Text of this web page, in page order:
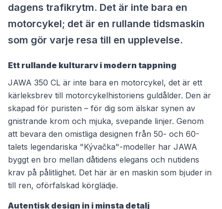
dagens trafikrytm. Det är inte bara en
motorcykel; det är en rullande tidsmaskin
som gör varje resa till en upplevelse.
Ett rullande kulturarv i modern tappning
JAWA 350 CL är inte bara en motorcykel, det är ett
kärleksbrev till motorcykelhistoriens guldålder. Den är
skapad för puristen – för dig som älskar synen av
gnistrande krom och mjuka, svepande linjer. Genom
att bevara den omistliga designen från 50- och 60-
talets legendariska "Kývačka"-modeller har JAWA
byggt en bro mellan dåtidens elegans och nutidens
krav på pålitlighet. Det här är en maskin som bjuder in
till ren, oförfalskad körglädje.
Autentisk design in i minsta detalj